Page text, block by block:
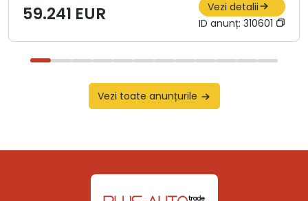
59.241 EUR
Vezi detalii
ID anunț: 310601
Vezi toate anunțurile